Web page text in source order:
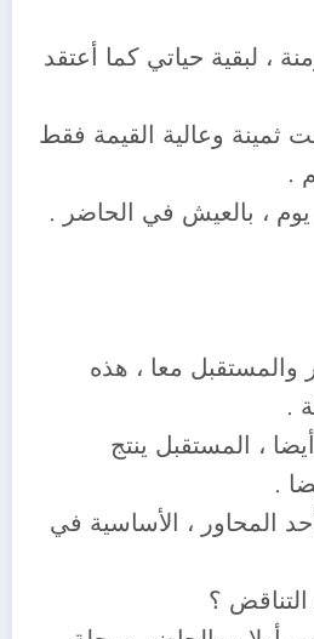
، لبقية حياتي كما أعتقد
وعالية القيمة فقط
.
، بالعيش في الحاضر .
والمستقبل معا ، هذه
.
، المستقبل ينتج
.
المحاور ، الأساسية في
؟